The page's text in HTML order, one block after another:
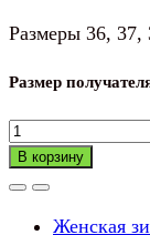
Размеры 36, 37,
Размер
Количество
товара
Сапоги
женские
В корзину
Женская